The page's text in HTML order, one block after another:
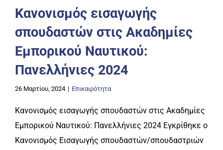
Κανονισμός εισαγωγής
σπουδαστών στις Ακαδημίες
Εμπορικού Ναυτικού:
Πανελλήνιες 2024
26 Μαρτίου, 2024 | Επικαιρότητα
Κανονισμός εισαγωγής σπουδαστών στις Ακαδημίες
Εμπορικού Ναυτικού: Πανελλήνιες 2024 Εγκρίθηκε ο
Κανονισμός Εισαγωγής σπουδαστών/σπουδαστριών